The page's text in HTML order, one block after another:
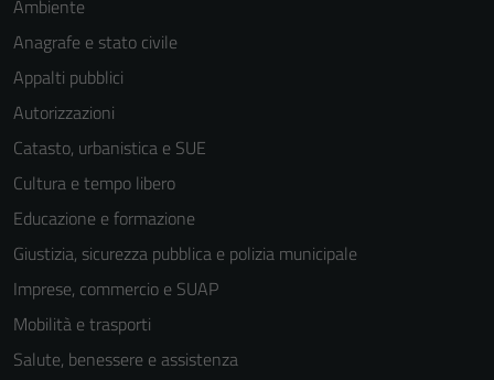
Ambiente
Anagrafe e stato civile
Appalti pubblici
Autorizzazioni
Catasto, urbanistica e SUE
Cultura e tempo libero
Educazione e formazione
Giustizia, sicurezza pubblica e polizia municipale
Imprese, commercio e SUAP
Mobilità e trasporti
Salute, benessere e assistenza